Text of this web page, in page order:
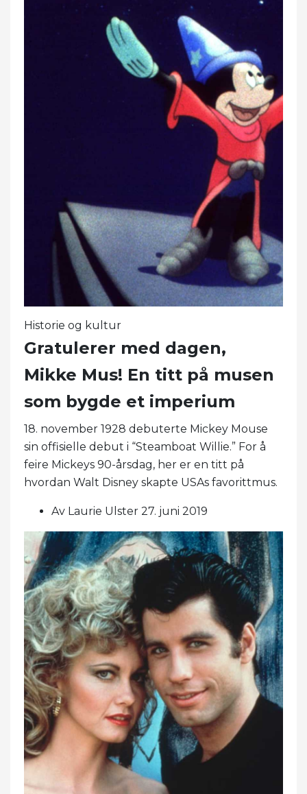
Historie og kultur
Gratulerer med dagen,
Mikke Mus! En titt på musen
som bygde et imperium
18. november 1928 debuterte Mickey Mouse
sin offisielle debut i “Steamboat Willie.” For å
feire Mickeys 90-årsdag, her er en titt på
hvordan Walt Disney skapte USAs favorittmus.
Av Laurie Ulster 27. juni 2019